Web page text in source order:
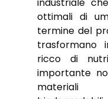
industriale
ottimali di
termine del
trasformano
ricco di
importante
materiali